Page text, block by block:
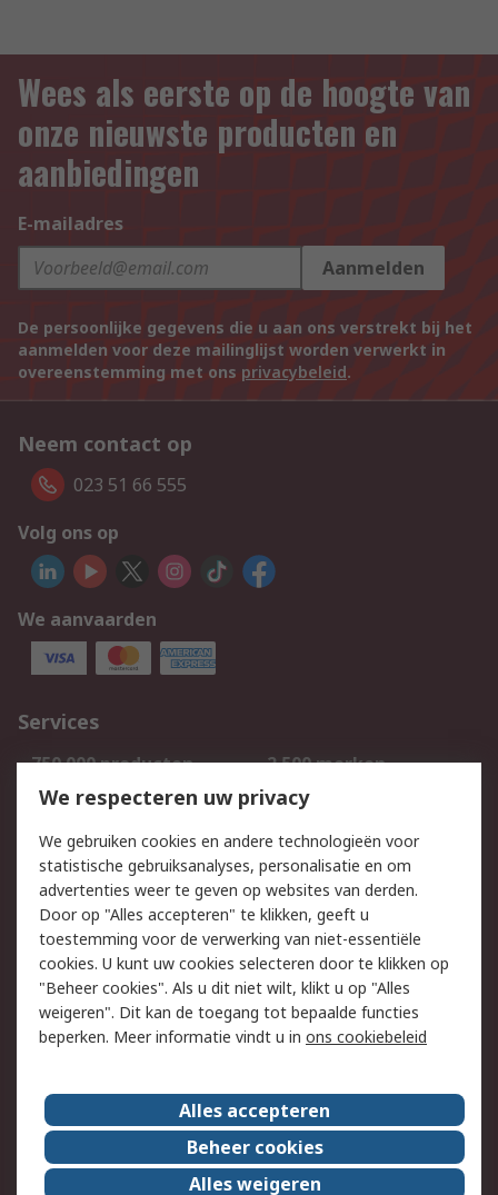
Wees als eerste op de hoogte van
onze nieuwste producten en
aanbiedingen
E-mailadres
Aanmelden
De persoonlijke gegevens die u aan ons verstrekt bij het
aanmelden voor deze mailinglijst worden verwerkt in
overeenstemming met ons privacybeleid.
Neem contact op
023 51 66 555
Volg ons op
We aanvaarden
Services
750.000 producten
2.500 merken
Bestellen
Inkoopoplossingen
Track & Trace
Wettelijk
Cookiebeleid
Email veiligheid
Privacybeleid
Websitevoorwaarden
Algemene
verkoopvoorwaarden
Over RS
RS Group
Over ons
RS wereldwijd
Werken bij RS
We respecteren uw privacy
We gebruiken cookies en andere technologieën voor
statistische gebruiksanalyses, personalisatie en om
advertenties weer te geven op websites van derden.
Door op "Alles accepteren" te klikken, geeft u
toestemming voor de verwerking van niet-essentiële
cookies. U kunt uw cookies selecteren door te klikken op
"Beheer cookies". Als u dit niet wilt, klikt u op "Alles
weigeren". Dit kan de toegang tot bepaalde functies
beperken. Meer informatie vindt u in ons cookiebeleid
Alles accepteren
Beheer cookies
Alles weigeren